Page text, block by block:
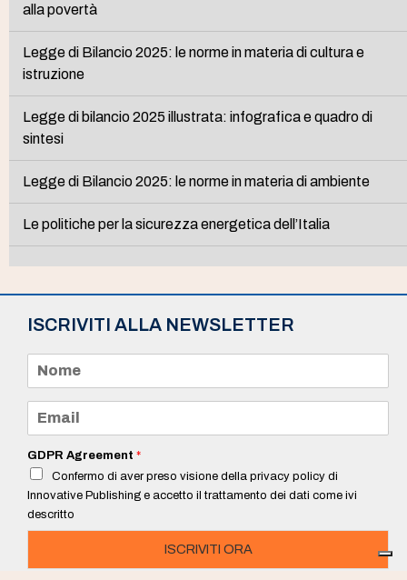
alla povertà
Legge di Bilancio 2025: le norme in materia di cultura e
istruzione
Legge di bilancio 2025 illustrata: infografica e quadro di
sintesi
Legge di Bilancio 2025: le norme in materia di ambiente
Le politiche per la sicurezza energetica dell’Italia
ISCRIVITI ALLA NEWSLETTER
m
e
a
i
*
GDPR Agreement *
Confermo di aver preso visione della privacy policy di
Innovative Publishing e accetto il trattamento dei dati come ivi
descritto
ISCRIVITI ORA